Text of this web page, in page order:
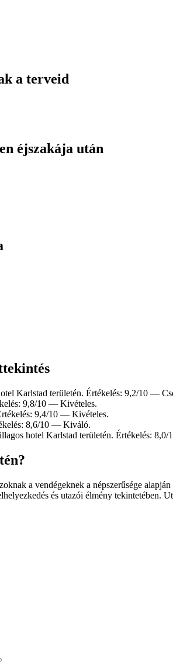
a terveid
éjszakája után
Karlstad területén. Értékelés: 9,2/10 —
9,8/10 — Kivételes.
9,4/10 — Kivételes.
8,6/10 — Kiváló.
hotel Karlstad területén. Értékelés:
a vendégeknek a népszerűsége
és utazói élmény tekintetében.